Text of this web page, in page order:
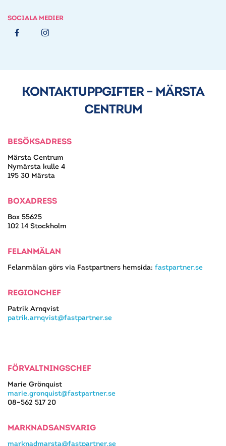
SOCIALA MEDIER
KONTAKTUPPGIFTER – MÄRSTA
CENTRUM
BESÖKSADRESS
Märsta Centrum
Nymärsta kulle 4
195 30 Märsta
BOXADRESS
Box 55625
102 14 Stockholm
FELANMÄLAN
Felanmälan görs via Fastpartners hemsida: fastpartner.se
REGIONCHEF
Patrik Arnqvist
patrik.arnqvist@fastpartner.se
FÖRVALTNINGSCHEF
Marie Grönquist
marie.gronquist@fastpartner.se
08–562 517 20
MARKNADSANSVARIG
marknadmarsta@fastpartner.se